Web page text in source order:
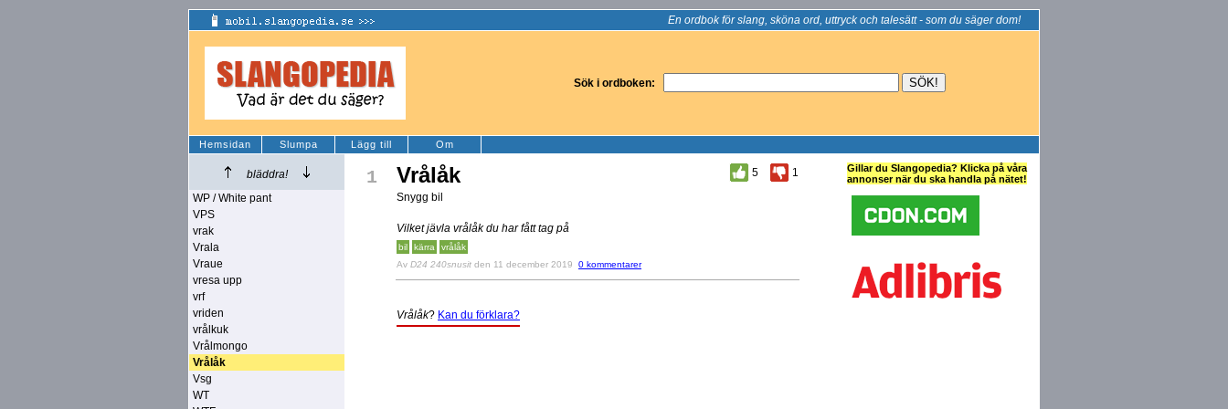
En ordbok för slang, sköna ord, uttryck och talesätt - som du säger dom!
Sök i ordboken:
Hemsidan Slumpa Lägg till Om
bläddra!
WP / White pant
VPS
vrak
Vrala
Vraue
vresa upp
vrf
vriden
vrålkuk
Vrålmongo
Vrålåk
Vsg
WT
1 Vrålåk 5
1
Snygg bil
Vilket jävla vrålåk du har fått tag på
bil kärra
vrålåk
Av D24 240snusit den 11 december 2019 0 kommentarer
Vrålåk? Kan du förklara?
Gillar du Slangopedia? Klicka på våra
annonser när du ska handla på nätet!